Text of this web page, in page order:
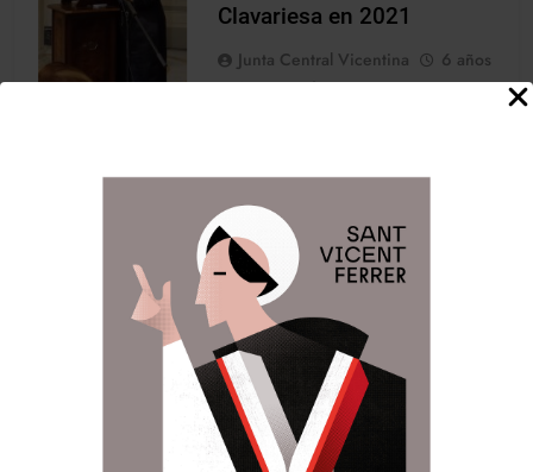
Clavariesa en 2021
Junta Central Vicentina
6 años
atrás
0 1 minutos
de hoy, en la sede de Junta
Central Vicentina bajo la
presidencia de su Presidente
Carlos Galiana y, a propuesta de
este, se ha hecho oficial la
continuidad de Macu Atienza
como Honorable Clavariesa de
las fiestas vicentinas para el
próximo año, algo que…
LLegir noticia